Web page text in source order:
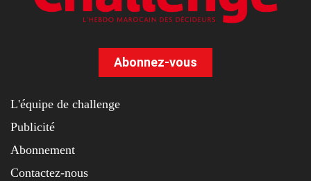
Abonnez-vous
L'équipe de challenge
Publicité
Abonnement
Contactez-nous